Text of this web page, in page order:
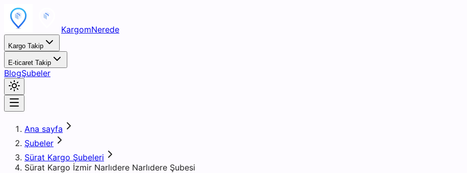
KargomNerede
Kargo Takip
E-ticaret Takip
BlogŞubeler
Ana sayfa
Şubeler
Sürat Kargo Şubeleri
Sürat Kargo İzmir Narlıdere Narlıdere Şubesi